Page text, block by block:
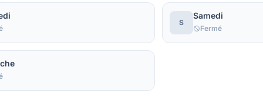
S
Samedi
Fermé